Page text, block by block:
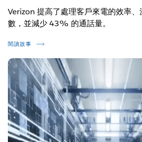
Verizon 提高了處理客戶來電的效率
數，並減少 43% 的通話量。
閱讀故事